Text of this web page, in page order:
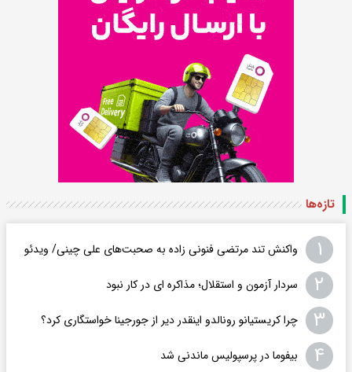
تازه‌ها
۱ واکنش تند مرتضی فنونی زاده به صحبت‌های علی چینی/ ویدئو
۲ سردار آزمون و استقلال؛ مذاکره ای در کار نبود
۳ چرا کریستیانو رونالدو اینقدر دیر از جورجینا خواستگاری کرد؟
۴ بیفوما در پرسپولیس ماندنی شد